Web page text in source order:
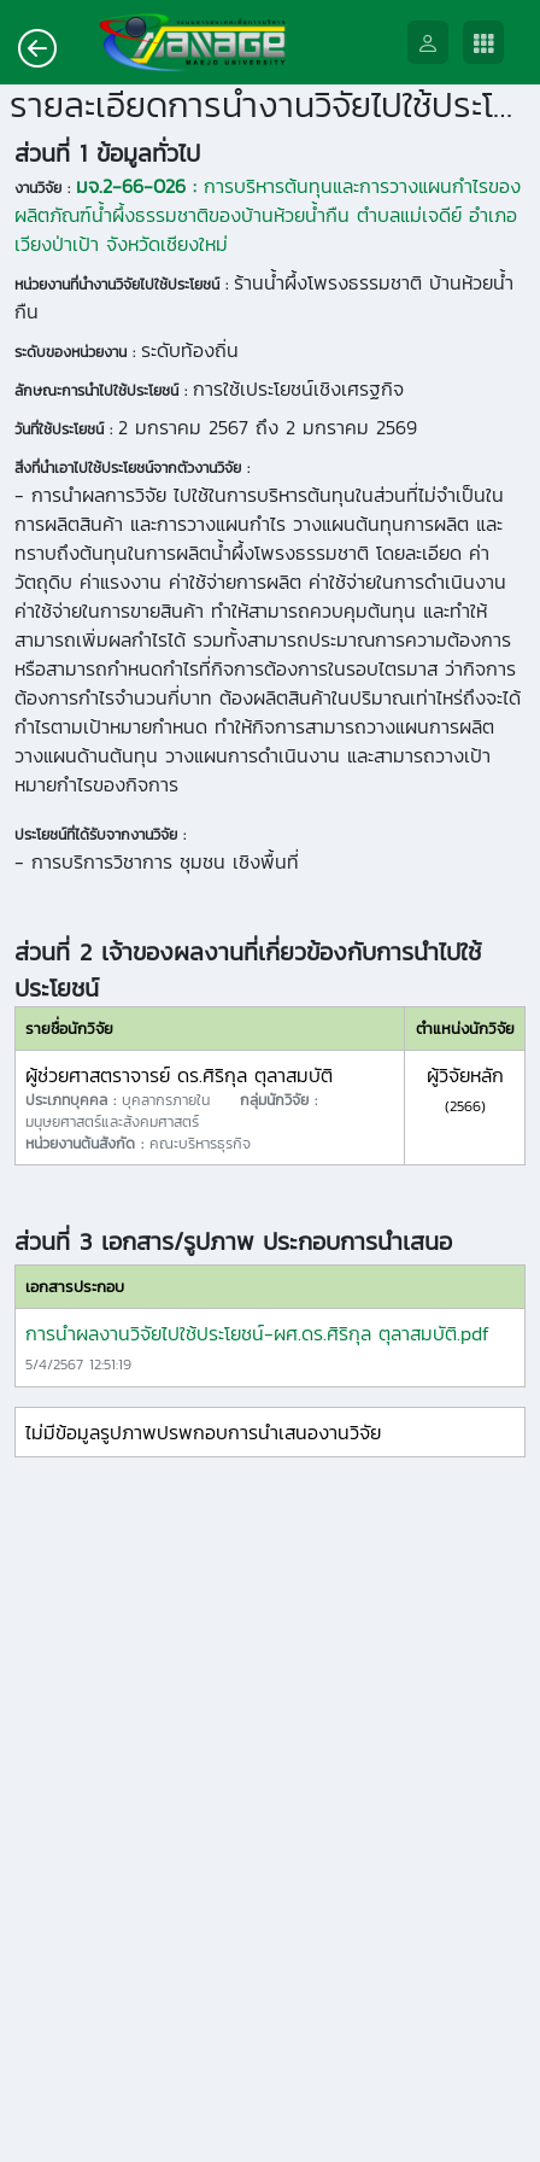
รายละเอียดการนำงานวิจัยไปใช้ประโยชน์
ส่วนที่ 1 ข้อมูลทั่วไป
งานวิจัย : มจ.2-66-026 : การบริหารต้นทุนและการวางแผนกำไรของ
ผลิตภัณฑ์น้ำผึ้งธรรมชาติของบ้านห้วยน้ำกืน ตำบลแม่เจดีย์ อำเภอ
เวียงป่าเป้า จังหวัดเชียงใหม่
หน่วยงานที่นำงานวิจัยไปใช้ประโยชน์ : ร้านน้ำผึ้งโพรงธรรมชาติ บ้านห้วยน้ำ
กืน
ระดับของหน่วยงาน : ระดับท้องถิ่น
ลักษณะการนำไปใช้ประโยชน์ : การใช้เประโยชน์เชิงเศรฐกิจ
วันที่ใช้ประโยชน์ : 2 มกราคม 2567 ถึง 2 มกราคม 2569
สิ่งที่นำเอาไปใช้ประโยชน์จากตัวงานวิจัย :
- การนำผลการวิจัย ไปใช้ในการบริหารต้นทุนในส่วนที่ไม่จำเป็นใน
การผลิตสินค้า และการวางแผนกำไร วางแผนต้นทุนการผลิต และ
ทราบถึงต้นทุนในการผลิตน้ำผึ้งโพรงธรรมชาติ โดยละเอียด ค่า
วัตถุดิบ ค่าแรงงาน ค่าใช้จ่ายการผลิต ค่าใช้จ่ายในการดำเนินงาน
ค่าใช้จ่ายในการขายสินค้า ทำให้สามารถควบคุมต้นทุน และทำให้
สามารถเพิ่มผลกำไรได้ รวมทั้งสามารถประมาณการความต้องการ
หรือสามารถกำหนดกำไรที่กิจการต้องการในรอบไตรมาส ว่ากิจการ
ต้องการกำไรจำนวนกี่บาท ต้องผลิตสินค้าในปริมาณเท่าไหร่ถึงจะได้
กำไรตามเป้าหมายกำหนด ทำให้กิจการสามารถวางแผนการผลิต
วางแผนด้านต้นทุน วางแผนการดำเนินงาน และสามารถวางเป้า
หมายกำไรของกิจการ
ประโยชน์ที่ได้รับจากงานวิจัย :
- การบริการวิชาการ ชุมชน เชิงพื้นที่
ส่วนที่ 2 เจ้าของผลงานที่เกี่ยวข้องกับการนำไปใช้
ประโยชน์
รายชื่อนักวิจัย ตำแหน่งนักวิจัย
ผู้ช่วยศาสตราจารย์ ดร.ศิริกุล ตุลาสมบัติ
ประเภทบุคคล : บุคลากรภายใน กลุ่มนักวิจัย :
มนุษยศาสตร์และสังคมศาสตร์
หน่วยงานต้นสังกัด : คณะบริหารธุรกิจ
ผู้วิจัยหลัก
(2566)
ส่วนที่ 3 เอกสาร/รูปภาพ ประกอบการนำเสนอ
เอกสารประกอบ
การนำผลงานวิจัยไปใช้ประโยชน์-ผศ.ดร.ศิริกุล ตุลาสมบัติ.pdf
5/4/2567 12:51:19
ไม่มีข้อมูลรูปภาพปรพกอบการนำเสนองานวิจัย